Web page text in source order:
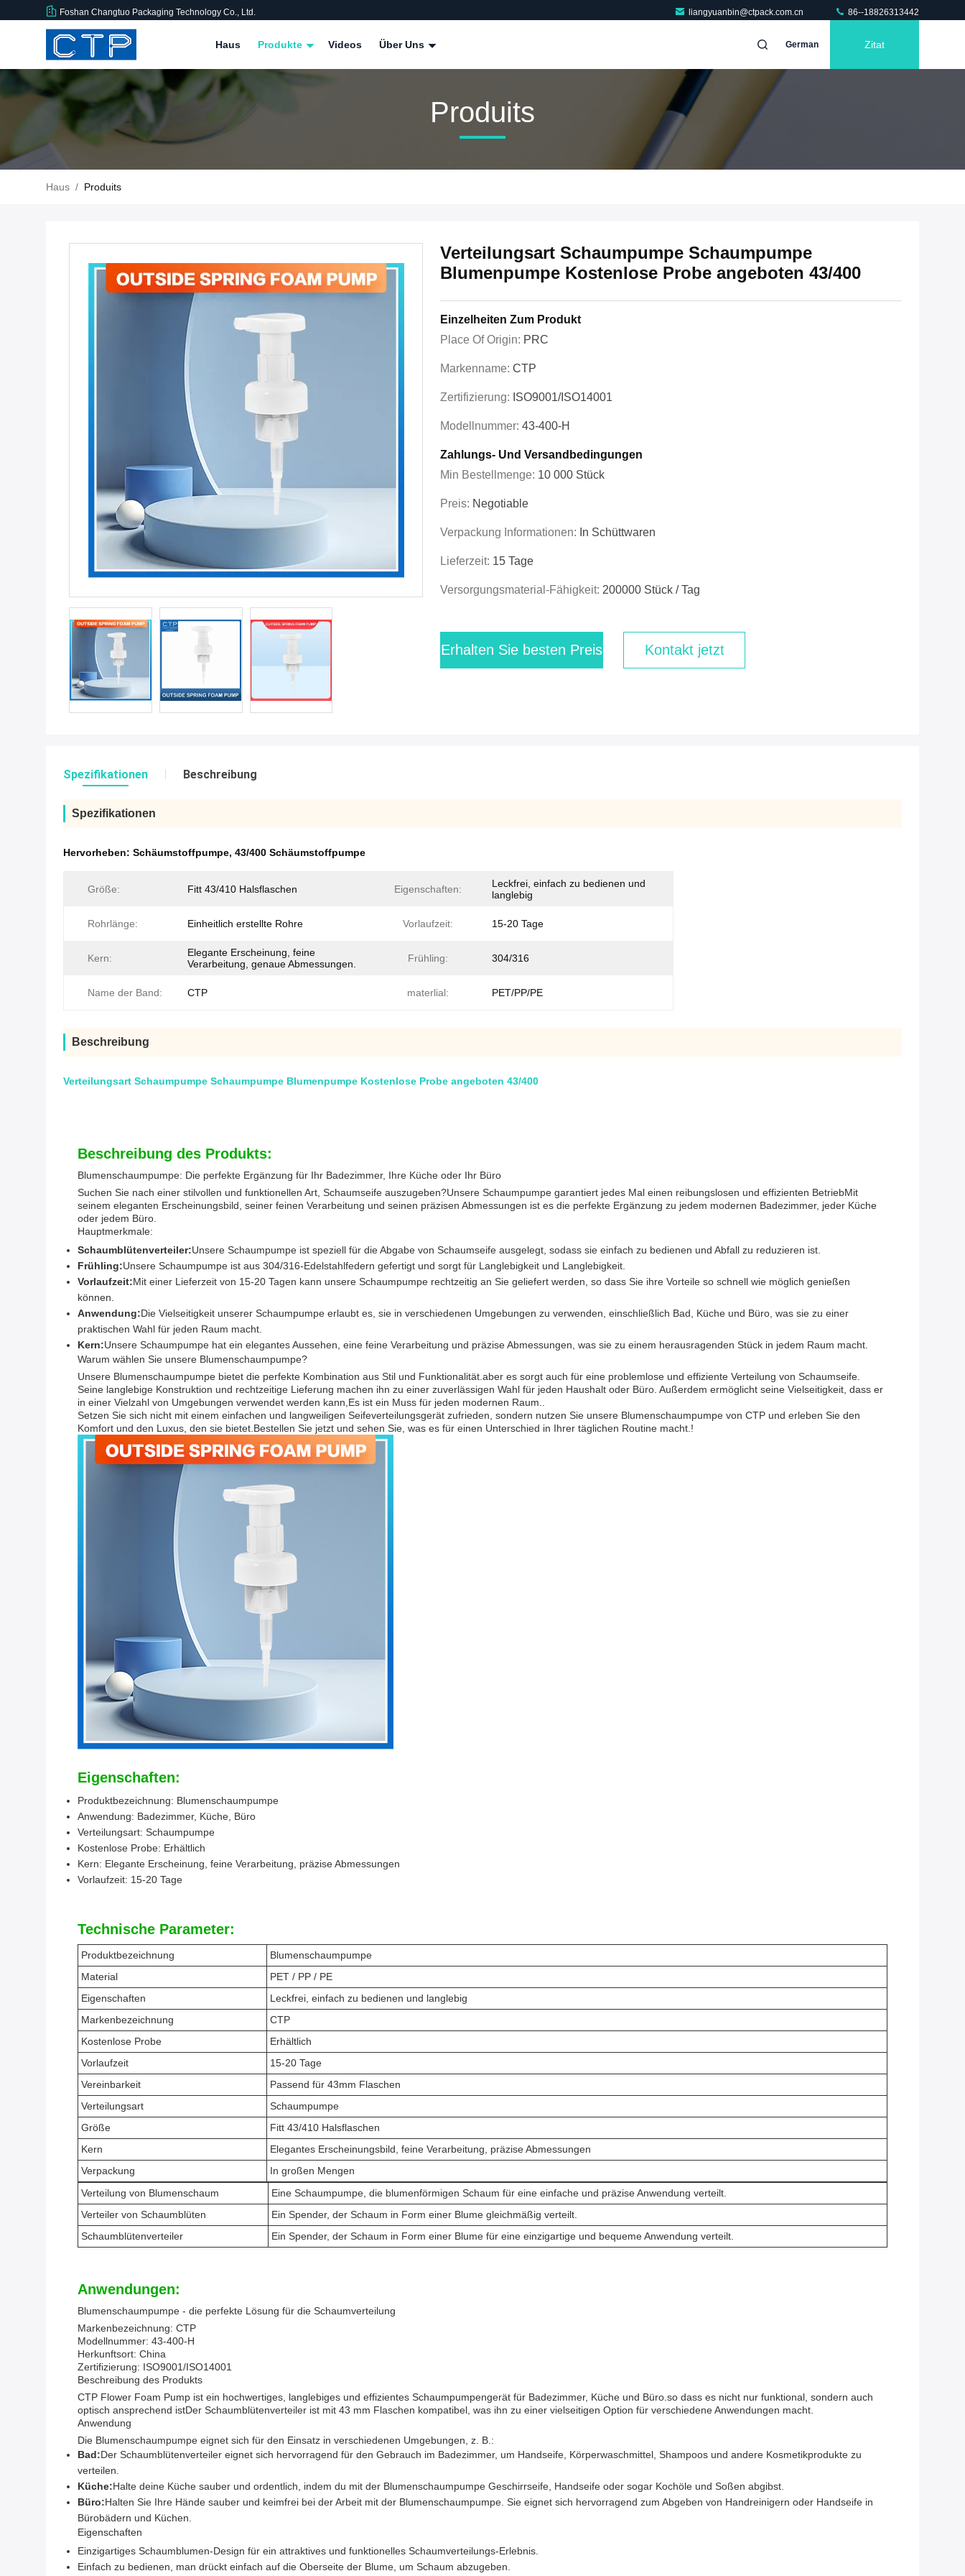
Foshan Changtuo Packaging Technology Co., Ltd. liangyuanbin@ctpack.com.cn 86--18826313442
Haus Produkte Videos Über Uns German Zitat
Produits
Haus / Produits
Verteilungsart Schaumpumpe Schaumpumpe
Blumenpumpe Kostenlose Probe angeboten 43/400
Einzelheiten Zum Produkt
Place Of Origin: PRC
Markenname: CTP
Zertifizierung: ISO9001/ISO14001
Modellnummer: 43-400-H
Zahlungs- Und Versandbedingungen
Min Bestellmenge: 10 000 Stück
Preis: Negotiable
Verpackung Informationen: In Schüttwaren
Lieferzeit: 15 Tage
Versorgungsmaterial-Fähigkeit: 200000 Stück / Tag
Erhalten Sie besten Preis Kontakt jetzt
Spezifikationen Beschreibung
Spezifikationen
Hervorheben: Schäumstoffpumpe, 43/400 Schäumstoffpumpe
Größe: Fitt 43/410 Halsflaschen Eigenschaften:
Leckfrei, einfach zu bedienen und
langlebig
Rohrlänge: Einheitlich erstellte Rohre Vorlaufzeit: 15-20 Tage
Kern:
Elegante Erscheinung, feine
Verarbeitung, genaue Abmessungen.
Frühling: 304/316
Name der Band: CTP materlial: PET/PP/PE
Beschreibung
Verteilungsart Schaumpumpe Schaumpumpe Blumenpumpe Kostenlose Probe angeboten 43/400
Beschreibung des Produkts:
Blumenschaumpumpe: Die perfekte Ergänzung für Ihr Badezimmer, Ihre Küche oder Ihr Büro
Suchen Sie nach einer stilvollen und funktionellen Art, Schaumseife auszugeben?Unsere Schaumpumpe garantiert jedes Mal einen reibungslosen und effizienten BetriebMit
seinem eleganten Erscheinungsbild, seiner feinen Verarbeitung und seinen präzisen Abmessungen ist es die perfekte Ergänzung zu jedem modernen Badezimmer, jeder Küche
oder jedem Büro.
Hauptmerkmale:
Schaumblütenverteiler:Unsere Schaumpumpe ist speziell für die Abgabe von Schaumseife ausgelegt, sodass sie einfach zu bedienen und Abfall zu reduzieren ist.
Frühling:Unsere Schaumpumpe ist aus 304/316-Edelstahlfedern gefertigt und sorgt für Langlebigkeit und Langlebigkeit.
Vorlaufzeit:Mit einer Lieferzeit von 15-20 Tagen kann unsere Schaumpumpe rechtzeitig an Sie geliefert werden, so dass Sie ihre Vorteile so schnell wie möglich genießen
können.
Anwendung:Die Vielseitigkeit unserer Schaumpumpe erlaubt es, sie in verschiedenen Umgebungen zu verwenden, einschließlich Bad, Küche und Büro, was sie zu einer
praktischen Wahl für jeden Raum macht.
Kern:Unsere Schaumpumpe hat ein elegantes Aussehen, eine feine Verarbeitung und präzise Abmessungen, was sie zu einem herausragenden Stück in jedem Raum macht.
Warum wählen Sie unsere Blumenschaumpumpe?
Unsere Blumenschaumpumpe bietet die perfekte Kombination aus Stil und Funktionalität.aber es sorgt auch für eine problemlose und effiziente Verteilung von Schaumseife.
Seine langlebige Konstruktion und rechtzeitige Lieferung machen ihn zu einer zuverlässigen Wahl für jeden Haushalt oder Büro. Außerdem ermöglicht seine Vielseitigkeit, dass er
in einer Vielzahl von Umgebungen verwendet werden kann,Es ist ein Muss für jeden modernen Raum..
Setzen Sie sich nicht mit einem einfachen und langweiligen Seifeverteilungsgerät zufrieden, sondern nutzen Sie unsere Blumenschaumpumpe von CTP und erleben Sie den
Komfort und den Luxus, den sie bietet.Bestellen Sie jetzt und sehen Sie, was es für einen Unterschied in Ihrer täglichen Routine macht.!
Eigenschaften:
Produktbezeichnung: Blumenschaumpumpe
Anwendung: Badezimmer, Küche, Büro
Verteilungsart: Schaumpumpe
Kostenlose Probe: Erhältlich
Kern: Elegante Erscheinung, feine Verarbeitung, präzise Abmessungen
Vorlaufzeit: 15-20 Tage
Technische Parameter:
Produktbezeichnung
Blumenschaumpumpe
Material
PET / PP / PE
Eigenschaften
Leckfrei, einfach zu bedienen und langlebig
Markenbezeichnung
CTP
Kostenlose Probe
Erhältlich
Vorlaufzeit
15-20 Tage
Vereinbarkeit
Passend für 43mm Flaschen
Verteilungsart
Schaumpumpe
Größe
Fitt 43/410 Halsflaschen
Kern
Elegantes Erscheinungsbild, feine Verarbeitung, präzise Abmessungen
Verpackung
In großen Mengen
Verteilung von Blumenschaum
Eine Schaumpumpe, die blumenförmigen Schaum für eine einfache und präzise Anwendung verteilt.
Verteiler von Schaumblüten
Ein Spender, der Schaum in Form einer Blume gleichmäßig verteilt.
Schaumblütenverteiler
Ein Spender, der Schaum in Form einer Blume für eine einzigartige und bequeme Anwendung verteilt.
Anwendungen:
Blumenschaumpumpe - die perfekte Lösung für die Schaumverteilung
Markenbezeichnung: CTP
Modellnummer: 43-400-H
Herkunftsort: China
Zertifizierung: ISO9001/ISO14001
Beschreibung des Produkts
CTP Flower Foam Pump ist ein hochwertiges, langlebiges und effizientes Schaumpumpengerät für Badezimmer, Küche und Büro.so dass es nicht nur funktional, sondern auch
optisch ansprechend istDer Schaumblütenverteiler ist mit 43 mm Flaschen kompatibel, was ihn zu einer vielseitigen Option für verschiedene Anwendungen macht.
Anwendung
Die Blumenschaumpumpe eignet sich für den Einsatz in verschiedenen Umgebungen, z. B.:
Bad:Der Schaumblütenverteiler eignet sich hervorragend für den Gebrauch im Badezimmer, um Handseife, Körperwaschmittel, Shampoos und andere Kosmetikprodukte zu
verteilen.
Küche:Halte deine Küche sauber und ordentlich, indem du mit der Blumenschaumpumpe Geschirrseife, Handseife oder sogar Kochöle und Soßen abgibst.
Büro:Halten Sie Ihre Hände sauber und keimfrei bei der Arbeit mit der Blumenschaumpumpe. Sie eignet sich hervorragend zum Abgeben von Handreinigern oder Handseife in
Bürobädern und Küchen.
Eigenschaften
Einzigartiges Schaumblumen-Design für ein attraktives und funktionelles Schaumverteilungs-Erlebnis.
Einfach zu bedienen, man drückt einfach auf die Oberseite der Blume, um Schaum abzugeben.